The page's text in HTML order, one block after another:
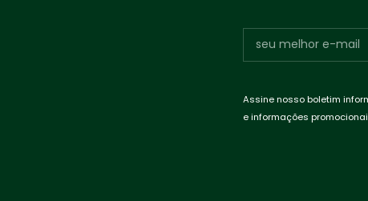
Assine nosso boletim
e informações